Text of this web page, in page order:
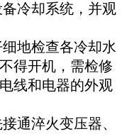
冷却系统，并观
地检查各冷却水
得开机，需检修
线和电器的外观
通淬火变压器、